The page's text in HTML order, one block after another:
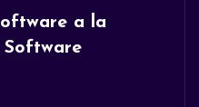
a la
Software